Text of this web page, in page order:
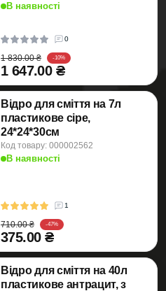
В наявності
0
1 830.00 ₴ -10%
1 647.00 ₴
Відро для сміття на 7л
пластикове сіре,
24*24*30см
Код товару: 000002562
В наявності
1
710.00 ₴ -47%
375.00 ₴
Відро для сміття на 40л
пластикове антрацит, з